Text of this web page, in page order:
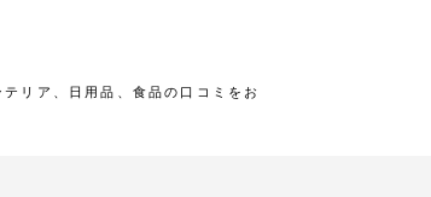
リア、日用品、食品の口コミをお